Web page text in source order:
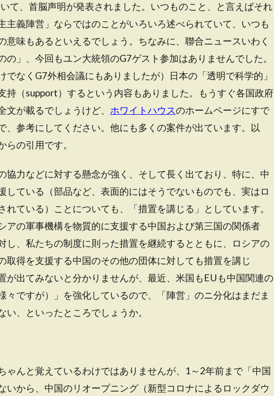
て、首脳声明が発表されました。いつものこと、と言えばそれ
主義陣営」ならではのことがいろいろ述べられていて、いつも
意味もあるといえるでしょう。ちなみに、聯合ニュースいわく
の」、今回もユン大統領のG7ゲスト参加はありませんでした。
でなくG7外相会議にもありましたが）日本の「透明で科学的」
持（support）するという内容もありました。もうすぐ各国政府
が載るでしょうけど、 ホワイトハウスのホームページにすで
、参考にしてください。他にも多くの案件が出ています。以
らの引用です。
協力などに対する懸念が強く、そして長く出ており、特に、中
している（部品など、表面的にはそうでないものでも、実はロ
れている）ことについても、「措置を講じる」としています。
アの軍事機構を物質的に支援する中国および第三国の関係者
し、私たちの制度に則った措置を継続するとともに、ロシアの
取得を支援する中国のその他の団体に対しても措置を講じ
が出てみないと分かりませんが、最近、米国もEUも中国関連の
々ですが）」を強化しているので、「陣営」のニ分化はまだま
い、といったところでしょうか。
ゃんと覚えているわけではありませんが、1～2年前まで「中国
いから、中国のリオープニング（新型コロナによるロックダウ